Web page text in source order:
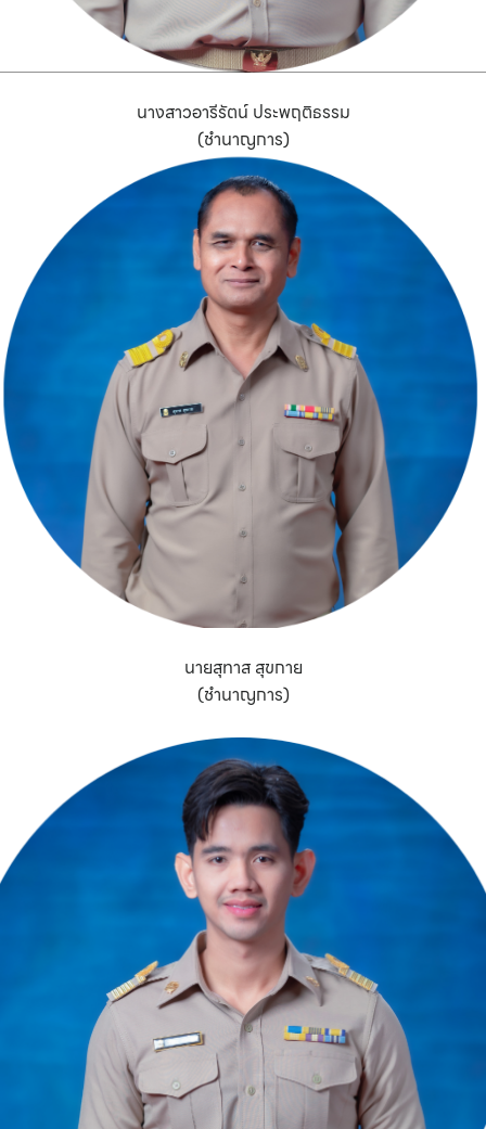
นางสาวอารีรัตน์ ประพฤติธรรม
(ชำนาญการ)
นายสุทาส สุขกาย
(ชำนาญการ)